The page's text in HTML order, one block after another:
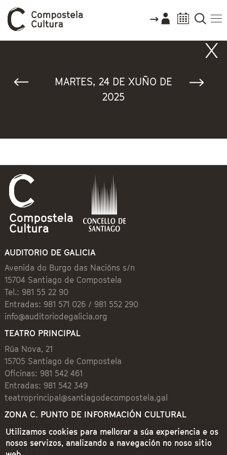
MARTES, 24 DE XUÑO DE
2025
AUDITORIO DE GALICIA
Avenida do Burgo das Nacións s/n
15704 Santiago de Compostela
Tel.: 981 55 22 90
Entradas: 981 571 026 / 981 552 290
info@auditoriodegalicia.org
TEATRO PRINCIPAL
Rúa Nova, 21
15705 Santiago de Compostela
Oficinas: 981 542 461
Entradas: 981 542 349
teatroprincipal@santiagodecompostela.gal
ZONA C. PUNTO DE INFORMACIÓN CULTURAL
Preguntoiro, 1 (Praza de Cervantes)
15704 Santiago de Compostela
981 542 462
Utilizamos cookies para mellorar a súa experiencia e os
nosos servizos, analizando a navegación no noso sitio